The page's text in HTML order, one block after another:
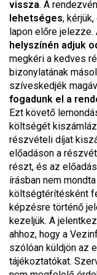
vissza. A
lehetséges,
lapon előre jelezze.
helyszínén adjuk
megkéri a kedves
bizonylatának
szíveskedjék
fogadunk el a
Ezt követő
költségét
részvételi díjat
előadáson a
részt, és az
írásban nem
költségtérítésként
képzésre történő
kezeljük. A
ahhoz, hogy a
szólóan küldjön az
tájékoztatókat.